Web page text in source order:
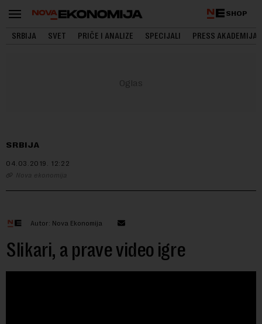
SHOP
SRBIJA SVET PRIČE I ANALIZE SPECIJALI PRESS AKADEMIJA
SRBIJA
04.03.2019. 12:22
Nova ekonomija
Autor: Nova Ekonomija
Slikari, a prave video igre